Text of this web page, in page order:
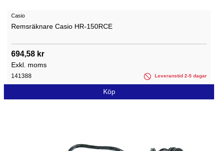
Casio
Remsräknare Casio HR-150RCE
694,58 kr
Exkl. moms
141388 Leveranstid 2-5 dagar
Köp